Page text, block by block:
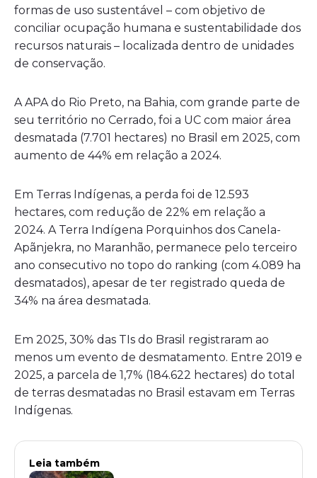
formas de uso sustentável – com objetivo de
conciliar ocupação humana e sustentabilidade dos
recursos naturais – localizada dentro de unidades
de conservação.
A APA do Rio Preto, na Bahia, com grande parte de
seu território no Cerrado, foi a UC com maior área
desmatada (7.701 hectares) no Brasil em 2025, com
aumento de 44% em relação a 2024.
Em Terras Indígenas, a perda foi de 12.593
hectares, com redução de 22% em relação a
2024. A Terra Indígena Porquinhos dos Canela-
Apãnjekra, no Maranhão, permanece pelo terceiro
ano consecutivo no topo do ranking (com 4.089 ha
desmatados), apesar de ter registrado queda de
34% na área desmatada.
Em 2025, 30% das TIs do Brasil registraram ao
menos um evento de desmatamento. Entre 2019 e
2025, a parcela de 1,7% (184.622 hectares) do total
de terras desmatadas no Brasil estavam em Terras
Indígenas.
Leia também